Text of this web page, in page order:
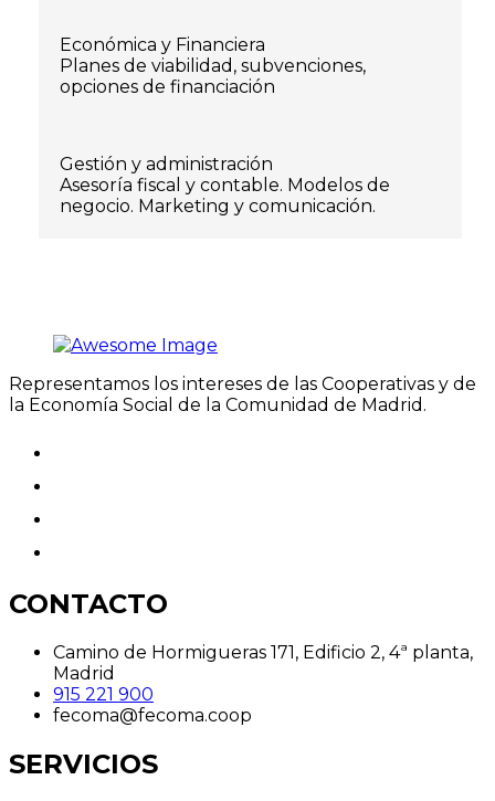
Económica y Financiera
Planes de viabilidad, subvenciones,
opciones de financiación
Gestión y administración
Asesoría fiscal y contable. Modelos de
negocio. Marketing y comunicación.
Representamos los intereses de las Cooperativas y de
la Economía Social de la Comunidad de Madrid.
CONTACTO
Camino de Hormigueras 171, Edificio 2, 4ª planta,
Madrid
915 221 900
fecoma@fecoma.coop
SERVICIOS